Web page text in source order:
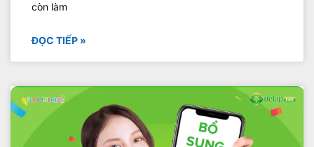
còn làm
ĐỌC TIẾP »